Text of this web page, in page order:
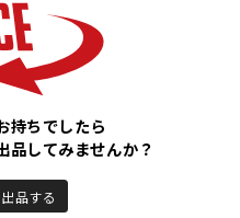
持ちでしたら
品してみませんか？
品する